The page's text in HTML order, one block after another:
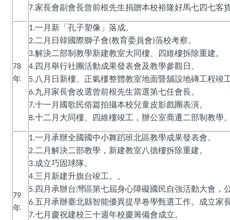
7.家長會副會長曾前根先生捐贈本校裕隆好馬七四七客
78
年
1.一月新「孔子塑像」落成。
2.二月日韓國際獅子會(教育委員會)蒞校考察。
3.解決二部制教學新建教室大同樓、四維樓拆除重建。
4. 四月舉行社團活動成果發表會及教學參觀日。
5.八月日新樓、正氣樓整體教室地面暨舖設地磚工程竣
6.九月家長會改選曾前根先生當選第七任會長。
7.十一月國歌民俗篇拍攝本校兒童皮影戲團表演。
8.十二月大同樓、四維樓竣工，辦公室喬遷二部制教學
79
年
1.一月承辦全國國中小舞蹈班北區教學成果發表會。
2.二月解決二部教學，新建教室八德樓拆除重建。
3.成立巧固球隊。
4.三月新建升旗台竣工。。
5. 四月承辦台灣區第七屆身心障礙國民自強活動大會，
6.五月承辦臺北縣智能優異提早卷學甄選工作。成立家
7.七月慶祝建校三十週年校慶籌備會成立。